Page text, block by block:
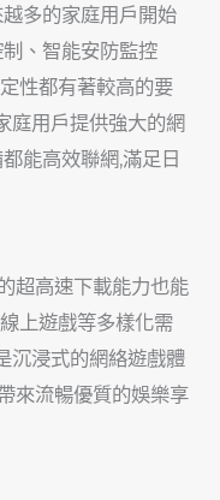
多的家庭用戶開始
、智能安防監控
性都有著較高的要
庭用戶提供強大的網
能高效聯網,滿足日
超高速下載能力也能
上遊戲等多樣化需
沉浸式的網絡遊戲體
來流暢優質的娛樂享